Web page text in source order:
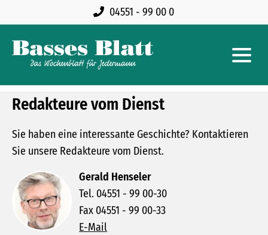
04551 - 99 00 0
Redakteure vom Dienst
Sie haben eine interessante Geschichte? Kontaktieren
Sie unsere Redakteure vom Dienst.
Gerald Henseler
Tel. 04551 - 99 00-30
Fax 04551 - 99 00-33
E-Mail